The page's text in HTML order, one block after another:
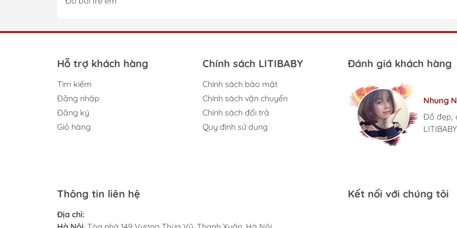
Hỗ trợ khách hàng
Tìm kiếm
Đăng nhập
Đăng ký
Giỏ hàng
Chính sách LITIBABY
Chính sách bảo mật
Chính sách vận chuyển
Chính sách đổi trả
Quy định sử dụng
Đánh giá khách hàng
Mình
mặt
chuyên
Nhung
Đồ đẹp,
Ngọc
Lần
thiết
Nhà
đến giờ
Thu
size đại,
Thông tin liên hệ
Địa chỉ:
Kết nối với chúng tôi